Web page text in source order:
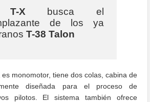
T-X busca el
de los ya
T-38 Talon
es monomotor, tiene dos colas, cabina de
diseñada para el proceso de
pilotos. El sistema también ofrece